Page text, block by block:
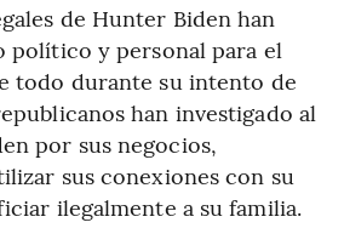
de Hunter Biden han
político y personal para el
todo durante su intento de
han investigado al
por sus negocios,
sus conexiones con su
ilegalmente a su familia.